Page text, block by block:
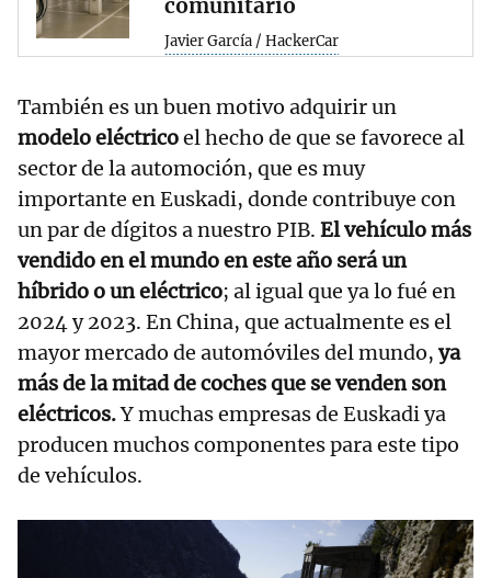
Javier García / HackerCar
También es un buen motivo adquirir un
modelo eléctricoel hecho de que se favorece al
sector de la automoción, que es muy
importante en Euskadi, donde contribuye con
un par de dígitos a nuestro PIB. El vehículo más
vendido en el mundo en este año será un
híbrido o un eléctrico; al igual que ya lo fué en
2024 y 2023. En China, que actualmente es el
mayor mercado de automóviles del mundo, ya
más de la mitad de coches que se venden son
eléctricos.Y muchas empresas de Euskadi ya
producen muchos componentes para este tipo
de vehículos.